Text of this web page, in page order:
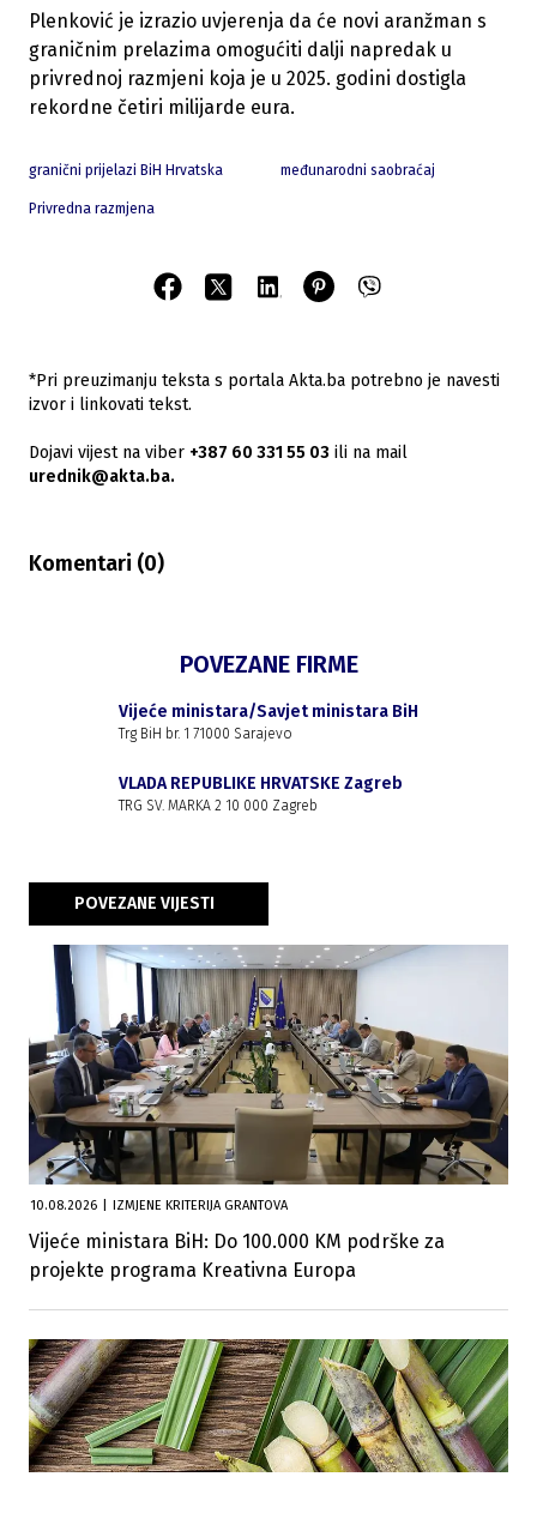
Plenković je izrazio uvjerenja da će novi aranžman s
graničnim prelazima omogućiti dalji napredak u
privrednoj razmjeni koja je u 2025. godini dostigla
rekordne četiri milijarde eura.
granični prijelazi BiH Hrvatska međunarodni saobraćaj
Privredna razmjena
*Pri preuzimanju teksta s portala Akta.ba potrebno je navesti
izvor i linkovati tekst.
Dojavi vijest na viber +387 60 331 55 03 ili na mail
urednik@akta.ba.
Komentari (0)
POVEZANE FIRME
Vijeće ministara/Savjet ministara BiH
Trg BiH br. 1 71000 Sarajevo
VLADA REPUBLIKE HRVATSKE Zagreb
TRG SV. MARKA 2 10 000 Zagreb
POVEZANE VIJESTI
10.08.2026 IZMJENE KRITERIJA GRANTOVA
Vijeće ministara BiH: Do 100.000 KM podrške za
projekte programa Kreativna Europa